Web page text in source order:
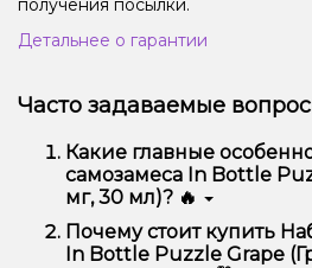
получения посылки.
Детальнее о гарантии
Часто задаваемые
Какие главные
самозамеса In Bottle
мг, 30 мл)? 🔥
Набор для самозамеса In
(Грейп, 50 мг, 30 мл)
Почему стоит купить
In Bottle Puzzle Grape